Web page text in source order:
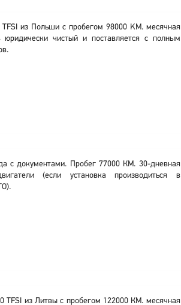
из Польши с пробегом 98000 KM. месячная
юридически чистый и поставляется с полным
с документами. Пробег 77000 КМ. 30-дневная
(если установка производиться в
TFSI из Литвы с пробегом 122000 КМ. месячная